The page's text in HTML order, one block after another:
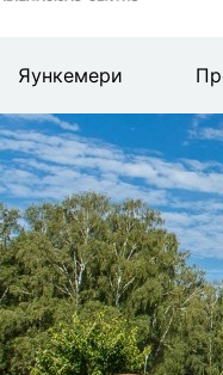
Яункемери